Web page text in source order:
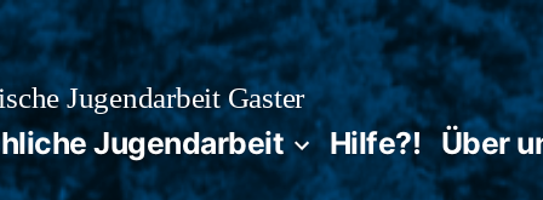
Jugendarbeit Gaster
Jugendarbeit Hilfe?! Über